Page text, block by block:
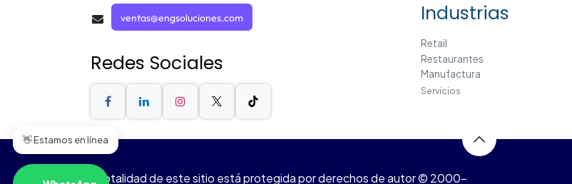
Industrias
Retail
Restauran​tes​
Manufactura
Servicios
👋 Estamos en línea
ventas@engsoluciones.com
Redes Sociales
La totalidad de este sitio está protegida por derechos de autor © 2000–